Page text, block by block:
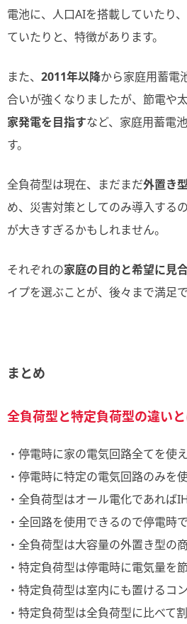
電池に、人口AIを搭載していたり、
ていたりと、特徴があります。
また、 2011年以降から家庭用蓄電
合いが強くなりましたが、節電や
家発電を目指すなど、家庭用蓄電
す。
全負荷型は現在、まだまだ外置き
め、災害対策としてのみ導入する
が大きすぎるかもしれません。
それぞれの家庭の目的と希望に見
イプを選ぶことが、後々まで満足
まとめ
全負荷型と特定負荷型の違い
・停電時に家の電気回路全てを使
・停電時に特定の電気回路のみを
・全負荷型はオール電化であれば
・全回路を使用できるので停電時
・全負荷型は大容量の外置き型の
・特定負荷型は停電時に電気量を
・特定負荷型は室内にも置けるコ
・特定負荷型は全負荷型に比べて